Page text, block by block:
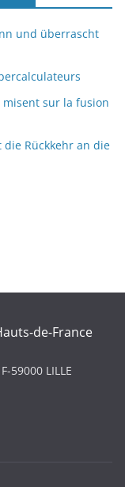
und überrascht
misent sur la fusion
die Rückkehr an die
de-France
F-59000 LILLE